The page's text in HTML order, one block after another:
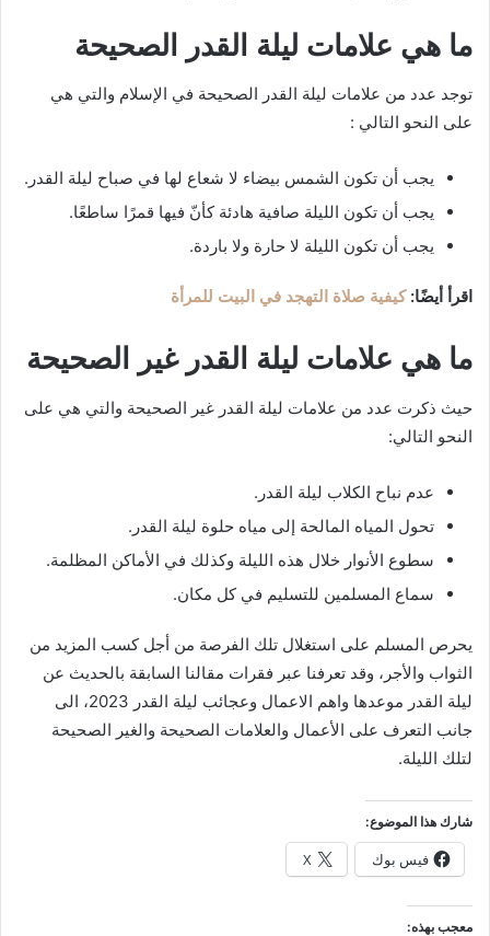
ما هي علامات ليلة القدر الصحيحة
توجد عدد من علامات ليلة القدر الصحيحة في الإسلام والتي هي
على النحو التالي :
يجب أن تكون الشمس بيضاء لا شعاع لها في صباح ليلة القدر.
يجب أن تكون الليلة صافية هادئة كأنّ فيها قمرًا ساطعًا.
يجب أن تكون الليلة لا حارة ولا باردة.
اقرأ أيضًا:كيفية صلاة التهجد في البيت للمرأة
ما هي علامات ليلة القدر غير الصحيحة
حيث ذكرت عدد من علامات ليلة القدر غير الصحيحة والتي هي على
النحو التالي:
عدم نباح الكلاب ليلة القدر.
تحول المياه المالحة إلى مياه حلوة ليلة القدر.
سطوع الأنوار خلال هذه الليلة وكذلك في الأماكن المظلمة.
سماع المسلمين للتسليم في كل مكان.
يحرص المسلم على استغلال تلك الفرصة من أجل كسب المزيد من
الثواب والأجر، وقد تعرفنا عبر فقرات مقالنا السابقة بالحديث عن
ليلة القدر موعدها واهم الاعمال وعجائب ليلة القدر 2023، الى
جانب التعرف على الأعمال والعلامات الصحيحة والغير الصحيحة
لتلك الليلة.
شارك هذا الموضوع:
فيس بوك X
معجب بهذه: